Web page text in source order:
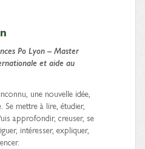
Po Lyon – Master
et aide au
une nouvelle idée,
mettre à lire, étudier,
approfondir, creuser, se
intéresser, expliquer,